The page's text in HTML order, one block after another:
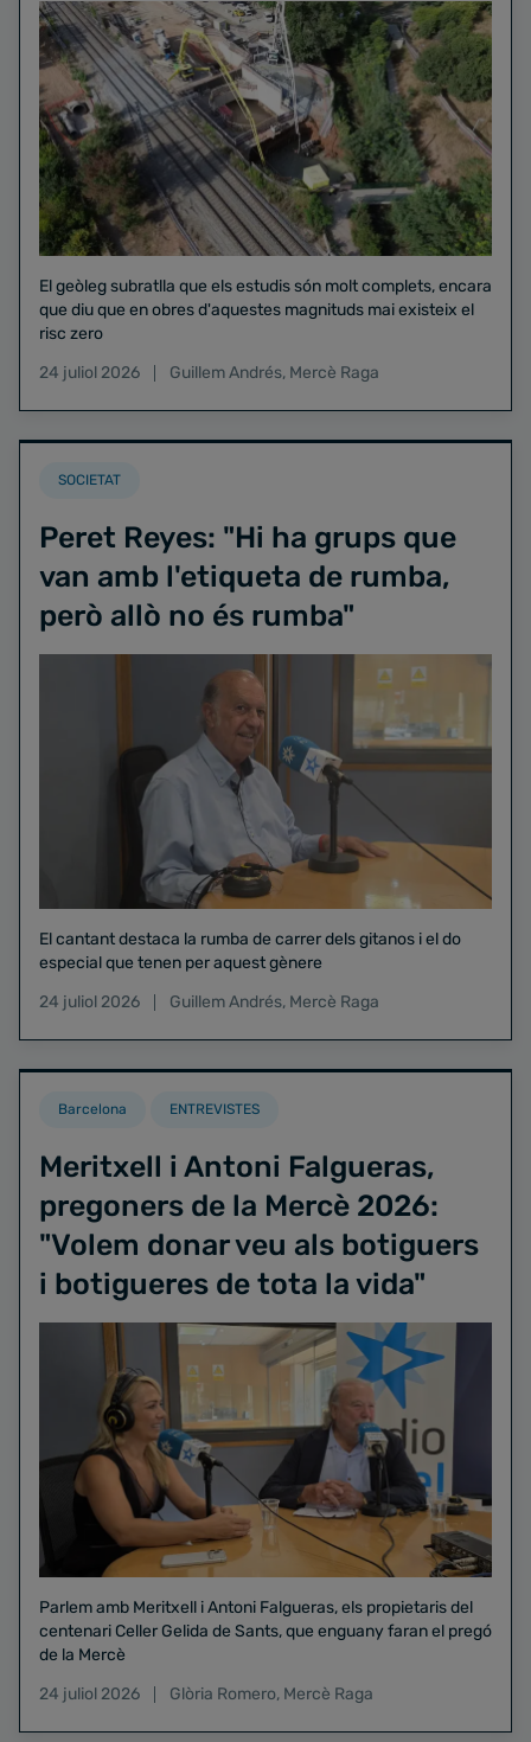
El geòleg subratlla que els estudis són molt complets, encara
que diu que en obres d'aquestes magnituds mai existeix el
risc zero
24 juliol 2026
Guillem Andrés, Mercè Raga
SOCIETAT
Peret Reyes: "Hi ha grups que
van amb l'etiqueta de rumba,
però allò no és rumba"
El cantant destaca la rumba de carrer dels gitanos i el do
especial que tenen per aquest gènere
24 juliol 2026
Guillem Andrés, Mercè Raga
Barcelona ENTREVISTES
Meritxell i Antoni Falgueras,
pregoners de la Mercè 2026:
"Volem donar veu als botiguers
i botigueres de tota la vida"
Parlem amb Meritxell i Antoni Falgueras, els propietaris del
centenari Celler Gelida de Sants, que enguany faran el pregó
de la Mercè
24 juliol 2026
Glòria Romero, Mercè Raga